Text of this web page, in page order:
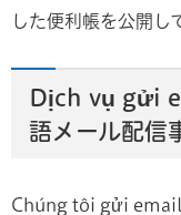
した便利帳を公開し
Dịch vụ gửi
語メール配信
Chúng tôi gửi